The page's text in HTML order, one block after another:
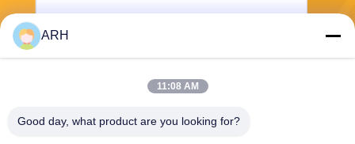
ARH
11:08 AM
Good day, what product are you looking for?